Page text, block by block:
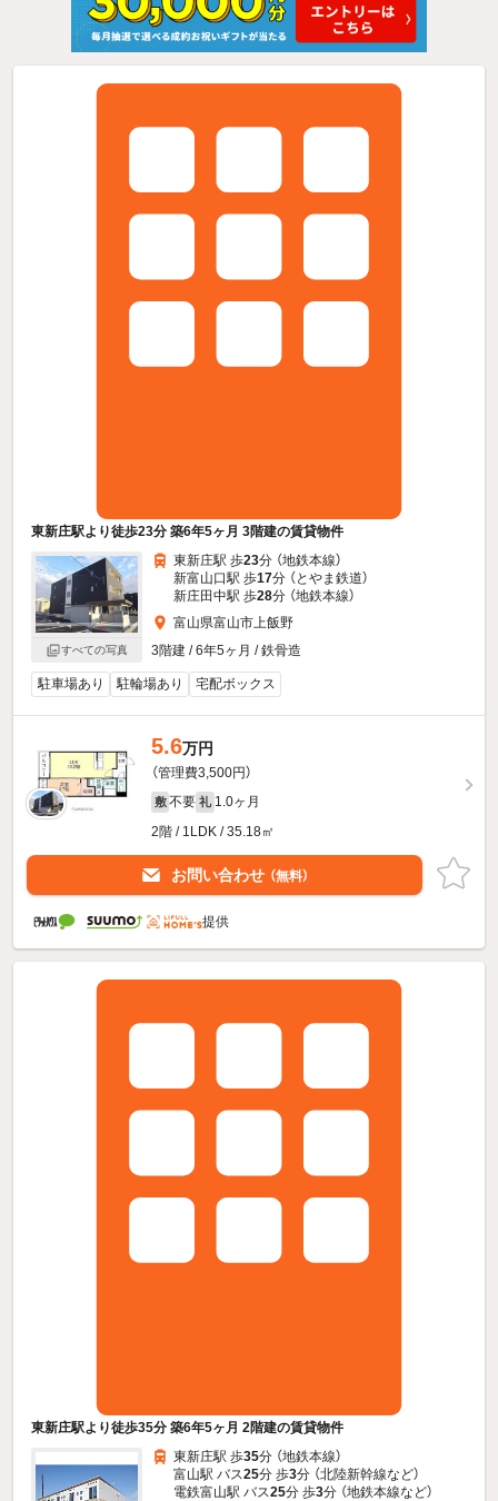
東新庄駅より徒歩23分 築6年5ヶ月 3階建の賃貸物件
すべての写真
東新庄駅 歩23分 （地鉄本線）
新富山口駅 歩17分 （とやま鉄道）
新庄田中駅 歩28分 （地鉄本線）
富山県富山市上飯野
3階建 / 6年5ヶ月 / 鉄骨造
駐車場あり 駐輪場あり 宅配ボックス
5.6万円
（管理費3,500円）
敷 不要 礼 1.0ヶ月
2階 / 1LDK / 35.18㎡
お問い合わせ （無料）
提供
東新庄駅より徒歩35分 築6年5ヶ月 2階建の賃貸物件
東新庄駅 歩35分 （地鉄本線）
富山駅 バス25分 歩3分 （北陸新幹線など）
電鉄富山駅 バス25分 歩3分 （地鉄本線など）